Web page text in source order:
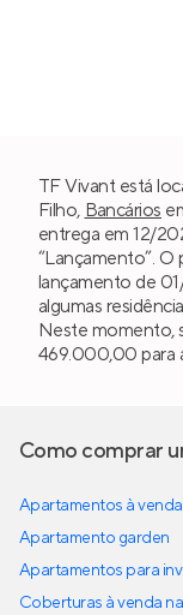
TF Vivant está
Filho, Bancários
entrega em 12/
“Lançamento”. O
lançamento de
algumas
Neste momento,
469.000,00 para
Como comprar
Apartamentos à
Apartamento garden
Apartamentos para
Coberturas à venda